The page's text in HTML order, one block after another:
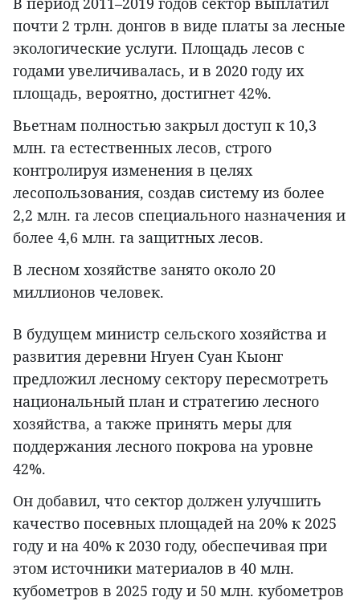
почти 2 трлн. донгов в виде платы за лесные
экологические услуги. Площадь лесов с
годами увеличивалась, и в 2020 году их
площадь, вероятно, достигнет 42%.
Вьетнам полностью закрыл доступ к 10,3
млн. га естественных лесов, строго
контролируя изменения в целях
лесопользования, создав систему из более
2,2 млн. га лесов специального назначения и
более 4,6 млн. га защитных лесов.
В лесном хозяйстве занято около 20
миллионов человек.
В будущем министр сельского хозяйства и
развития деревни Нгуен Суан Кыонг
предложил лесному сектору пересмотреть
национальный план и стратегию лесного
хозяйства, а также принять меры для
поддержания лесного покрова на уровне
42%.
Он добавил, что сектор должен улучшить
качество посевных площадей на 20% к 2025
году и на 40% к 2030 году, обеспечивая при
этом источники материалов в 40 млн.
кубометров в 2025 году и 50 млн. кубометров